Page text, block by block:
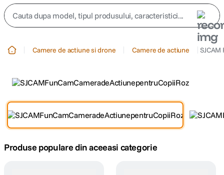
Cauta dupa model, tipul produsului, caracteristici...
3. trepied telefon
Camere de actiune si drone Camere de actiune
Produse populare din aceeasi categorie